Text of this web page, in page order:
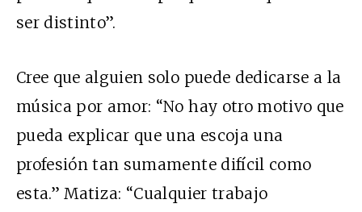
ser distinto”.
Cree que alguien solo puede dedicarse a la
música por amor: “No hay otro motivo que
pueda explicar que una escoja una
profesión tan sumamente difícil como
esta.” Matiza: “Cualquier trabajo